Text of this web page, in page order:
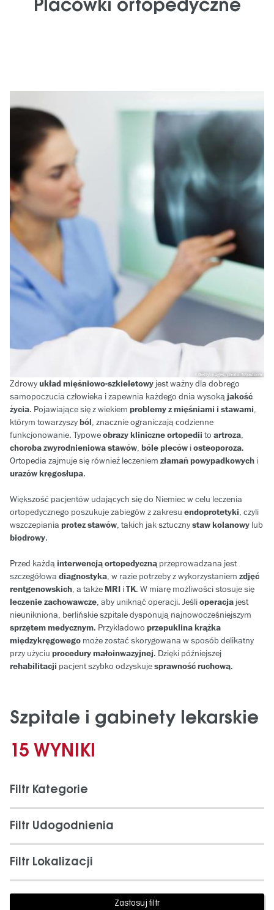
Placówki ortopedyczne
GettyImages, photo: fotostorm
Zdrowyukład mięśniowo-szkieletowy jest ważny dla dobrego
samopoczucia człowieka i zapewnia każdego dnia wysoką jakość
życia. Pojawiające się z wiekiem problemy z mięśniami i stawami,
którym towarzyszyból, znacznie ograniczają codzienne
funkcjonowanie. Typoweobrazy kliniczne ortopedii to artroza,
choroba zwyrodnieniowa stawów, bóle pleców iosteoporoza.
Ortopedia zajmuje się również leczeniem złamań powypadkowych i
urazów kręgosłupa.
Większość pacjentów udających się do Niemiec w celu leczenia
ortopedycznego poszukuje zabiegów z zakresu endoprotetyki, czyli
wszczepiania protez stawów, takich jak sztucznystaw kolanowy lub
biodrowy.
Przed każdą interwencją ortopedyczną przeprowadzana jest
szczegółowa diagnostyka, w razie potrzeby z wykorzystaniem zdjęć
rentgenowskich, a także MRI iTK. W miarę możliwości stosuje się
leczenie zachowawcze, aby uniknąć operacji. Jeślioperacja jest
nieunikniona, berlińskie szpitale dysponują najnowocześniejszym
sprzętem medycznym. Przykładowo przepuklina krążka
międzykręgowego może zostać skorygowana w sposób delikatny
przy użyciu procedury małoinwazyjnej. Dzięki późniejszej
rehabilitacji pacjent szybko odzyskujesprawność ruchową.
Szpitale i gabinety lekarskie
15 WYNIKI
Filtr Kategorie
Filtr Udogodnienia
Filtr Lokalizacji